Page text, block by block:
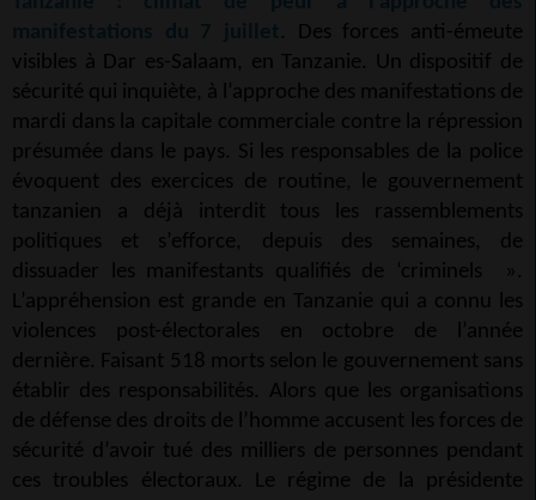
. Des forces anti-émeute
visibles à Dar es-Salaam, en Tanzanie. Un dispositif de
sécurité qui inquiète, à l’approche des manifestations de
mardi dans la capitale commerciale contre la répression
présumée dans le pays. Si les responsables de la police
évoquent des exercices de routine, le gouvernement
tanzanien a déjà interdit tous les rassemblements
politiques et s’efforce, depuis des semaines, de
dissuader les manifestants qualifiés de ‘criminels ».
L’appréhension est grande en Tanzanie qui a connu les
violences post-électorales en octobre de l’année
dernière. Faisant 518 morts selon le gouvernement sans
établir des responsabilités. Alors que les organisations
de défense des droits de l’homme accusent les forces de
sécurité d’avoir tué des milliers de personnes pendant
ces troubles électoraux. Le régime de la présidente